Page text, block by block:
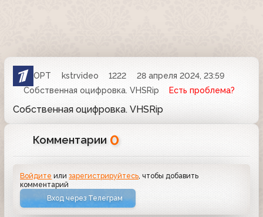
ОРТ kstrvideo 1222
28 апреля 2024, 23:59
Собственная оцифровка. VHSRip
Есть проблема?
Собственная оцифровка. VHSRip
Комментарии 0
Войдите илизарегистрируйтесь , чтобы добавить
комментарий
Вход через Телеграм